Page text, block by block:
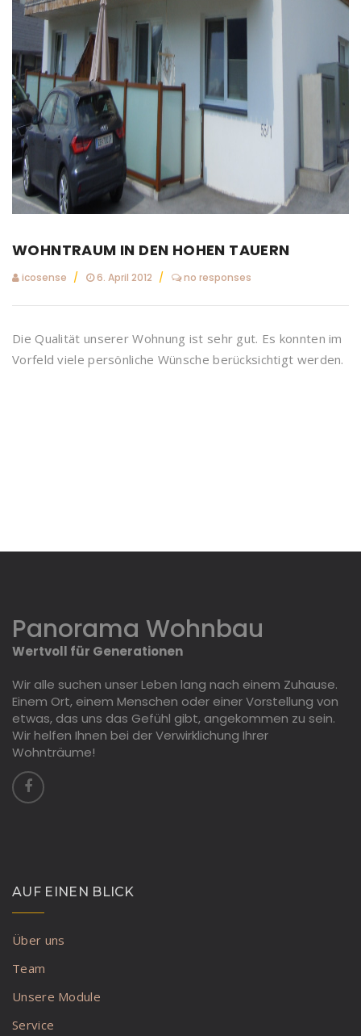
WOHNTRAUM IN DEN HOHEN TAUERN
icosense 6. April 2012 no responses
Die Qualität unserer Wohnung ist sehr gut. Es konnten im
Vorfeld viele persönliche Wünsche berücksichtigt werden.
Panorama Wohnbau
Wertvoll für Generationen
Wir alle suchen unser Leben lang nach einem Zuhause.
Einem Ort, einem Menschen oder einer Vorstellung von
etwas, das uns das Gefühl gibt, angekommen zu sein.
Wir helfen Ihnen bei der Verwirklichung Ihrer
Wohnträume!
AUF EINEN BLICK
Über uns
Team
Unsere Module
Service